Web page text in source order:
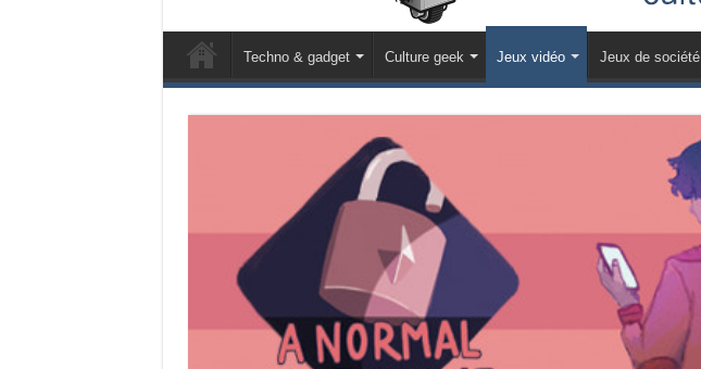
Techno & gadget Culture geek Jeux vidéo Jeux de société